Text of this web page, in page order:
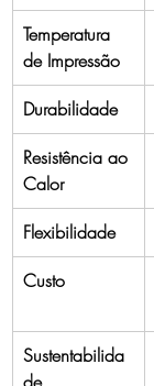
Temperatura
de Impressão
Durabilidade
Resistência ao
Calor
Flexibilidade
Custo
Sustentabilida